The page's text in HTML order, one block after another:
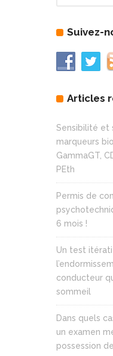
Suivez-
Articles
Sensibilité et
marqueurs
GammaGT,
PEth
Permis de
6 mois !
Un test
conducteur
sommeil
Dans quels
un examen
possession